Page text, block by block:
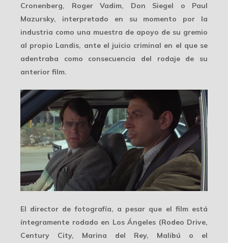
Cronenberg, Roger Vadim, Don Siegel o Paul
Mazursky, interpretado en su momento por la
industria como una muestra de apoyo de su gremio
al propio Landis, ante el juicio criminal en el que se
adentraba como consecuencia del rodaje de su
anterior film.
El director de fotografía, a pesar que el film está
íntegramente rodado en Los Ángeles (Rodeo Drive,
Century City, Marina del Rey, Malibú o el